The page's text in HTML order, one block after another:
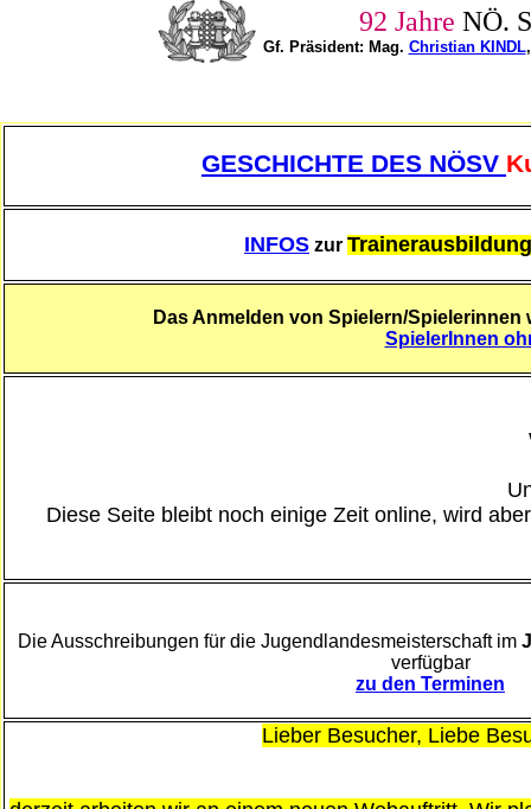
92 Jahre NÖ.
Gf. Präsident: Mag. Christian KINDL,
GESCHICHTE DES NÖSV
INFOS zur Trainerausbildung
Das Anmelden von Spielern/
SpielerInnen
Diese Seite bleibt noch einige Zeit online, wird
Die Ausschreibungen für die Jugendlandesmeisterschaft im
verfügbar
zu den Terminen
Lieber Besucher, Liebe